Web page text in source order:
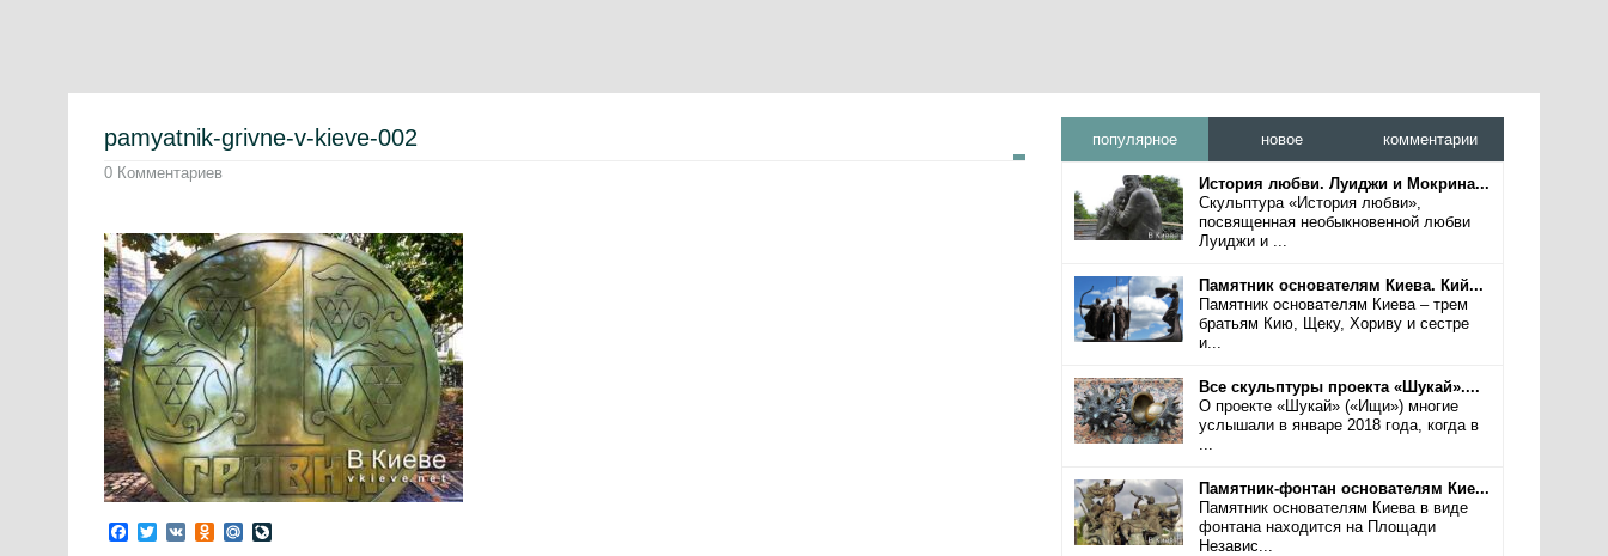
pamyatnik-grivne-v-kieve-002
0 Комментариев
Facebook
Twitter
VK Odnoklassniki
Mail.Ru
популярное новое комментарии
История любви. Луиджи и Мокрина...
Скульптура «История любви»,
посвященная необыкновенной любви
Луиджи и ...
Памятник основателям Киева. Кий...
Памятник основателям Киева – трем
братьям Кию, Щеку, Хориву и сестре
и...
Все скульптуры проекта «Шукай»....
О проекте «Шукай» («Ищи») многие
услышали в январе 2018 года, когда в
...
Памятник-фонтан основателям Кие...
Памятник основателям Киева в виде
фонтана находится на Площади
Независ...